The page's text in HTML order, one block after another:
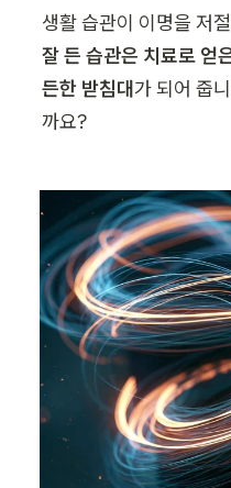
잘 든 습관은 치료로 얻
든한 받침대가 되어 줍
까요?